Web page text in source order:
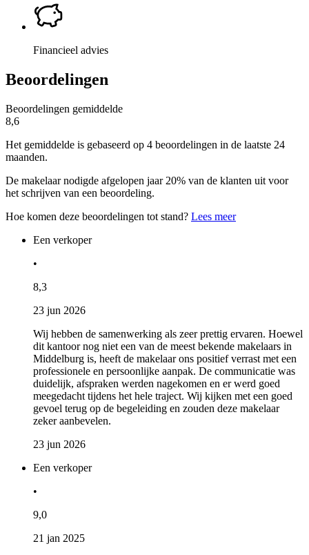
Financieel advies
Beoordelingen
Beoordelingen gemiddelde
8,6
Het gemiddelde is gebaseerd op 4 beoordelingen in de laatste 24
maanden.
De makelaar nodigde afgelopen jaar 20% van de klanten uit voor
het schrijven van een beoordeling.
Hoe komen deze beoordelingen tot stand? Lees meer
Een verkoper
•
8,3
23 jun 2026
Wij hebben de samenwerking als zeer prettig ervaren. Hoewel
dit kantoor nog niet een van de meest bekende makelaars in
Middelburg is, heeft de makelaar ons positief verrast met een
professionele en persoonlijke aanpak. De communicatie was
duidelijk, afspraken werden nagekomen en er werd goed
meegedacht tijdens het hele traject. Wij kijken met een goed
gevoel terug op de begeleiding en zouden deze makelaar
zeker aanbevelen.
23 jun 2026
Een verkoper
•
9,0
21 jan 2025